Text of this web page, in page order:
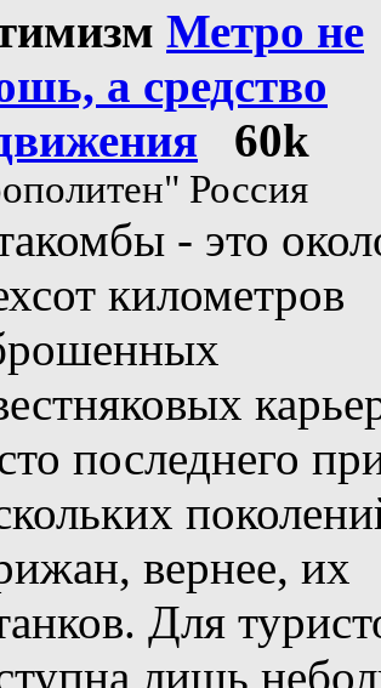
Метро не
а средство
60k
Россия
- это
километров
последнего
вернее, их
Для
лишь